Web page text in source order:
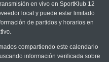
en vivo en SportKlub 12
local y puede estar limitado
de partidos y horarios en
compartiendo este calendario
información verificada sobre